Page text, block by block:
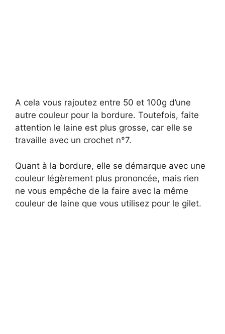
A cela vous rajoutez entre 50 et 100g d’une
autre couleur pour la bordure. Toutefois, faite
attention le laine est plus grosse, car elle se
travaille avec un crochet n°7.
Quant à la bordure, elle se démarque avec une
couleur légèrement plus prononcée, mais rien
ne vous empêche de la faire avec la même
couleur de laine que vous utilisez pour le gilet.